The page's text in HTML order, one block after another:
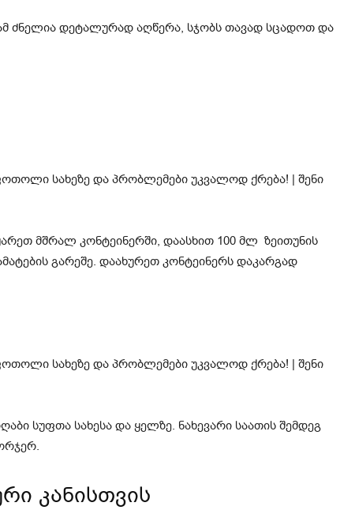
ძნელია დეტალურად აღწერა, სჯობს თავად სცადოთ და
მშრალ კონტეინერში, დაასხით 100 მლ ზეითუნის
გარეშე. დაახურეთ კონტეინერს დაკარგად
სუფთა სახესა და ყელზე. ნახევარი საათის შემდეგ
კანისთვის